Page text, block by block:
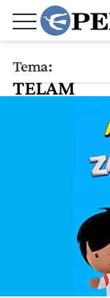
Tema:
TELAM